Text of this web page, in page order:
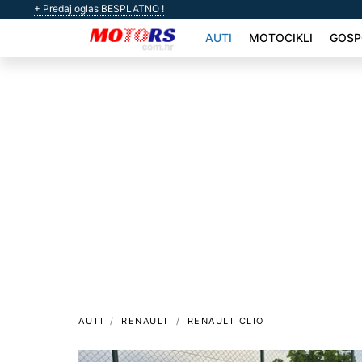
+ Predaj oglas BESPLATNO !
AUTI MOTOCIKLI
AUTI RENAULT RENAULT CLIO